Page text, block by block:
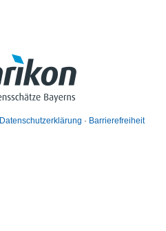
Datenschutzerklärung Barrierefreiheit